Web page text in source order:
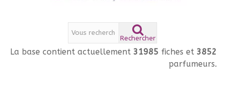
Rechercher
La base contient actuellement 31985 fiches et 3852
parfumeurs.